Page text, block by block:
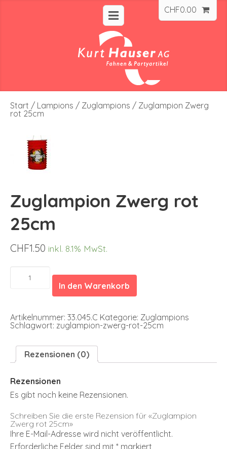
CHF0.00
Start / Lampions / Zuglampions / Zuglampion Zwerg
rot 25cm
Zuglampion Zwerg rot
25cm
CHF1.50 inkl. 8.1% MwSt.
Zuglampion
Zwerg
rot
In den Warenkorb
Artikelnummer: 33.045.C Kategorie: Zuglampions
Schlagwort: zuglampion-zwerg-rot-25cm
Rezensionen (0)
Rezensionen
Es gibt noch keine Rezensionen.
Schreiben Sie die erste Rezension für «Zuglampion
Zwerg rot 25cm»
Ihre E-Mail-Adresse wird nicht veröffentlicht.
Erforderliche Felder sind mit * markiert